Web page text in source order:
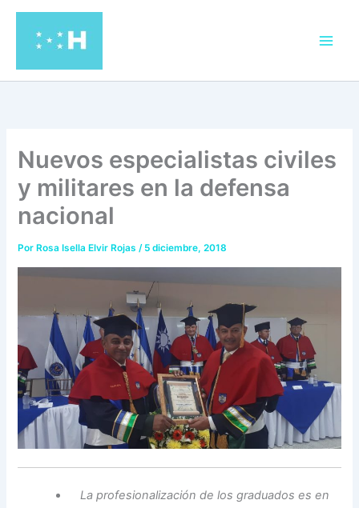
contenido
Nuevos especialistas civiles
y militares en la defensa
nacional
Por Rosa Isella Elvir Rojas/ 5 diciembre, 2018
La profesionalización de los graduados es en